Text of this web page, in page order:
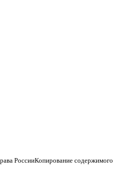
РоссииКопирование